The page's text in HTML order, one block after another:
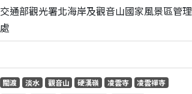
交通部觀光署北海岸及觀音山國家風景區管理
處
關渡 淡水 觀音山 硬漢嶺 凌雲寺
凌雲禪寺